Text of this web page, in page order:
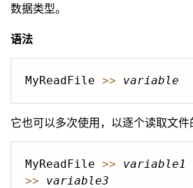
数据类型。
语法
MyReadFile >> variable
它也可以多次使用，以逐个读取文件
MyReadFile >> variable1
>>
variable3